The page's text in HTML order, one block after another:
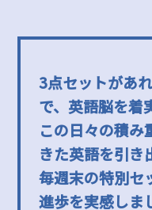
3点セットがあ
で、英語脳を着
この日々の積み
きた英語を引き
毎週末の特別セ
進歩を実感しま